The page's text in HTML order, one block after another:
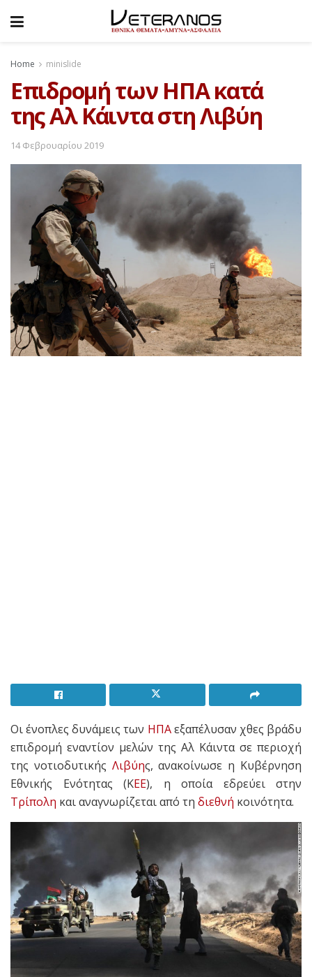
Home minislide
Επιδρομή των ΗΠΑ κατά
της Αλ Κάιντα στη Λιβύη
14 Φεβρουαρίου 2019
Οι ένοπλες δυνάμεις των ΗΠΑεξαπέλυσαν χθες βράδυ
επιδρομή εναντίον μελών της Αλ Κάιντα σε περιοχή
της νοτιοδυτικής Λιβύης, ανακοίνωσε η Κυβέρνηση
Εθνικής Ενότητας (ΚΕΕ), η οποία εδρεύει στην
Τρίπολη και αναγνωρίζεται από τη διεθνή κοινότητα.